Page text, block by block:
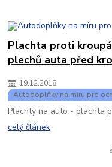
Plachta proti
plechů auta před
19.12.2018
Autodoplňky na míru pro
Plachty na auto - plachta
celý článek